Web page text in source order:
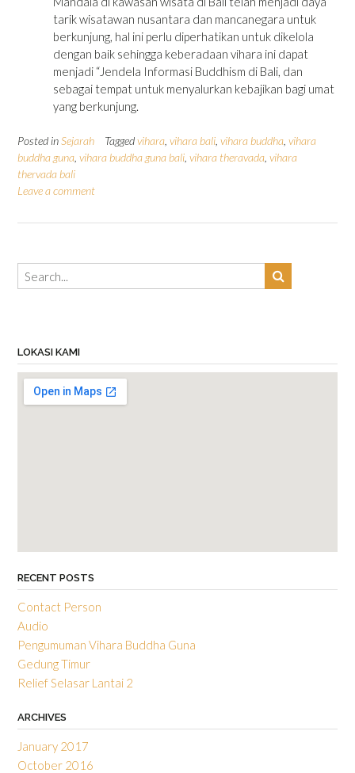
tarik wisatawan nusantara dan mancanegara untuk
berkunjung, hal ini perlu diperhatikan untuk dikelola
dengan baik sehingga keberadaan vihara ini dapat
menjadi “Jendela Informasi Buddhism di Bali, dan
sebagai tempat untuk menyalurkan kebajikan bagi umat
yang berkunjung.
Posted inSejarah Taggedvihara vihara bali vihara buddha vihara
buddha guna vihara buddha guna bali vihara theravada vihara
thervada bali
Leave a comment
LOKASI KAMI
RECENT POSTS
Contact Person
Audio
Pengumuman Vihara Buddha Guna
Gedung Timur
Relief Selasar Lantai 2
ARCHIVES
January 2017
October 2016